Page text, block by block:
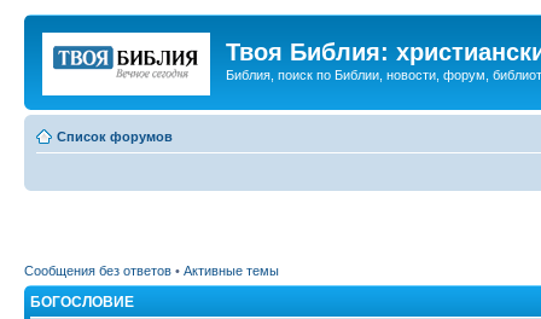
Твоя Библия:
Библия, поиск по Библии, новости, форум,
Список форумов
Сообщения без ответов • Активные темы
БОГОСЛОВИЕ